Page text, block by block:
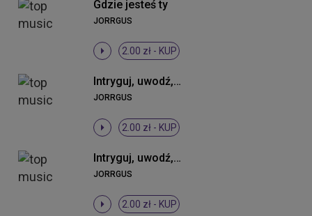
Gdzie jesteś ty
JORRGUS
2.00 zł - KUP
Intryguj, uwodź, prowokuj mnie (Cortess One Remix)
JORRGUS
2.00 zł - KUP
Intryguj, uwodź, prowokuj mnie (Radio Edit)
JORRGUS
2.00 zł - KUP